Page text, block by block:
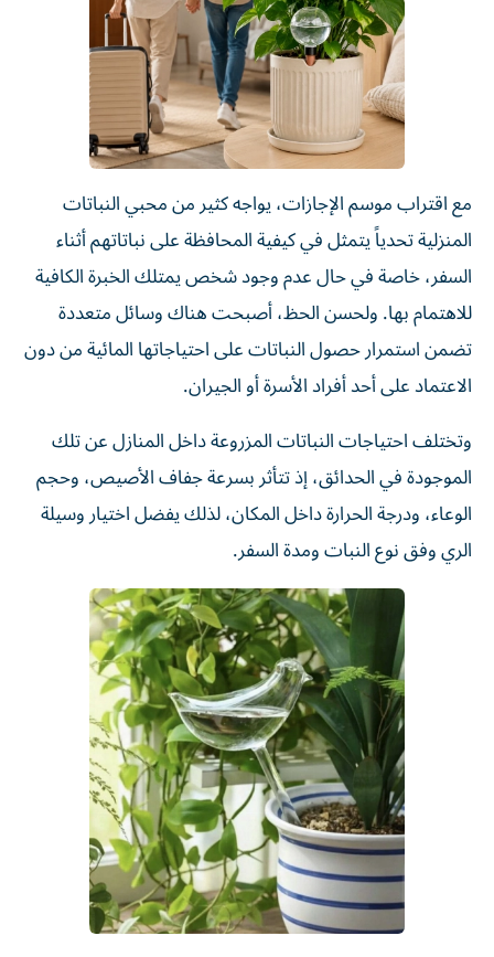
مع اقتراب موسم الإجازات، يواجه كثير من محبي النباتات
المنزلية تحدياً يتمثل في كيفية المحافظة على نباتاتهم أثناء
السفر، خاصة في حال عدم وجود شخص يمتلك الخبرة الكافية
للاهتمام بها. ولحسن الحظ، أصبحت هناك وسائل متعددة
تضمن استمرار حصول النباتات على احتياجاتها المائية من دون
الاعتماد على أحد أفراد الأسرة أو الجيران.
وتختلف احتياجات النباتات المزروعة داخل المنازل عن تلك
الموجودة في الحدائق، إذ تتأثر بسرعة جفاف الأصيص، وحجم
الوعاء، ودرجة الحرارة داخل المكان، لذلك يفضل اختيار وسيلة
الري وفق نوع النبات ومدة السفر.